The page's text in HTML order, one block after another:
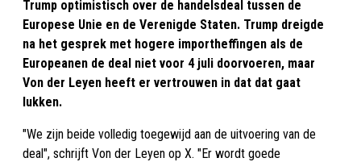
Trump optimistisch over de handelsdeal tussen de
Europese Unie en de Verenigde Staten. Trump dreigde
na het gesprek met hogere importheffingen als de
Europeanen de deal niet voor 4 juli doorvoeren, maar
Von der Leyen heeft er vertrouwen in dat dat gaat
lukken.
"We zijn beide volledig toegewijd aan de uitvoering van de
deal", schrijft Von der Leyen op X. "Er wordt goede